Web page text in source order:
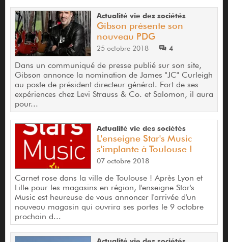
Actualité vie des sociétés
Gibson présente son
nouveau PDG
25 octobre 2018 4
Dans un communiqué de presse publié sur son site,
Gibson annonce la nomination de James "JC" Curleigh
au poste de président directeur général. Fort de ses
expériences chez Levi Strauss & Co. et Salomon, il aura
pour...
Actualité vie des sociétés
L'enseigne Star's Music
s'implante à Toulouse !
07 octobre 2018
Carnet rose dans la ville de Toulouse ! Après Lyon et
Lille pour les magasins en région, l'enseigne Star's
Music est heureuse de vous annoncer l'arrivée d'un
nouveau magasin qui ouvrira ses portes le 9 octobre
prochain d...